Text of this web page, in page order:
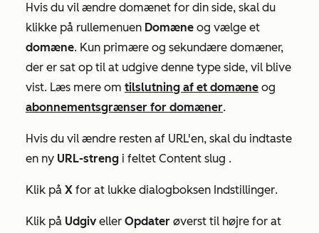
Hvis du vil ændre domænet for din side, skal du
klikke på rullemenuen Domæne og vælge et
domæne. Kun primære og sekundære domæner,
der er sat op til at udgive denne type side, vil blive
vist. Læs mere om tilslutning af et domæne og
abonnementsgrænser for domæner.
Hvis du vil ændre resten af URL'en, skal du indtaste
en ny URL-streng i feltet Content slug .
Klik på X for at lukke dialogboksen Indstillinger.
Klik på Udgiveller Opdater øverst til højre for at